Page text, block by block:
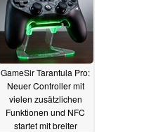
GameSir Tarantula Pro:
Neuer Controller mit
vielen zusätzlichen
Funktionen und NFC
startet mit breiter